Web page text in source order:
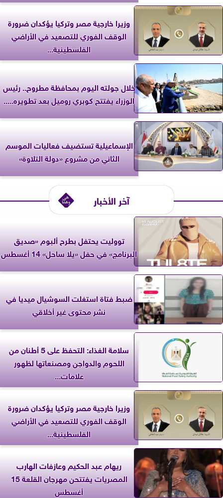
وزيرا خارجية مصر وتركيا يؤكدان ضرورة
الوقف الفوري للتصعيد في الأراضي
الفلسطينية...
خلال جولته اليوم بمحافظة مطروح.. رئيس
الوزراء يفتتح كوبري روميل بعد تطويره.....
الإسماعيلية تستضيف فعاليات الموسم
الثاني من مشروع «دولة التلاوة»
آخر الأخبار
تووليت يحتفل بطرح ألبوم «صديق
البرنامج» في حفل «يلا ساحل» 14 أغسطس
ضبط فتاة استغلت السوشيال ميديا في
نشر محتوى غير أخلاقي
سلامة الغذاء: التحفظ على 5 أطنان من
اللحوم والدواجن ومصنعاتها لظهور
علامات...
وزيرا خارجية مصر وتركيا يؤكدان ضرورة
الوقف الفوري للتصعيد في الأراضي
الفلسطينية...
ريهام عبد الحكيم وعازفات الهارب
المصريات يفتتحن مهرجان القلعة 15
أغسطس